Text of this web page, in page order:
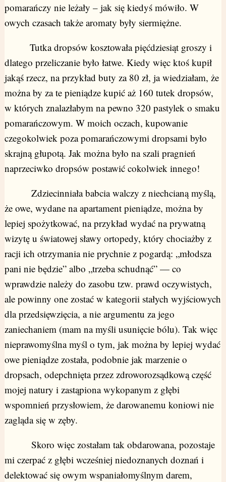
pomarańczy nie leżały – jak się kiedyś mówiło. W
owych czasach także aromaty były siermiężne.
Tutka dropsów kosztowała pięćdziesiąt groszy i
dlatego przeliczanie było łatwe. Kiedy więc ktoś kupił
jakąś rzecz, na przykład buty za 80 zł, ja wiedziałam, że
można by za te pieniądze kupić aż 160 tutek dropsów,
w których znalazłabym na pewno 320 pastylek o smaku
pomarańczowym. W moich oczach, kupowanie
czegokolwiek poza pomarańczowymi dropsami było
skrajną głupotą. Jak można było na szali pragnień
naprzeciwko dropsów postawić cokolwiek innego!
Zdziecinniała babcia walczy z niechcianą myślą,
że owe, wydane na apartament pieniądze, można by
lepiej spożytkować, na przykład wydać na prywatną
wizytę u światowej sławy ortopedy, który chociażby z
racji ich otrzymania nie prychnie z pogardą: „młodsza
pani nie będzie” albo „trzeba schudnąć” — co
wprawdzie należy do zasobu tzw. prawd oczywistych,
ale powinny one zostać w kategorii stałych wyjściowych
dla przedsięwzięcia, a nie argumentu za jego
zaniechaniem (mam na myśli usunięcie bólu). Tak więc
nieprawomyślna myśl o tym, jak można by lepiej wydać
owe pieniądze została, podobnie jak marzenie o
dropsach, odepchnięta przez zdroworozsądkową część
mojej natury i zastąpiona wykopanym z głębi
wspomnień przysłowiem, że darowanemu koniowi nie
zagląda się w zęby.
Skoro więc zostałam tak obdarowana, pozostaje
mi czerpać z głębi wcześniej niedoznanych doznań i
delektować się owym wspaniałomyślnym darem,